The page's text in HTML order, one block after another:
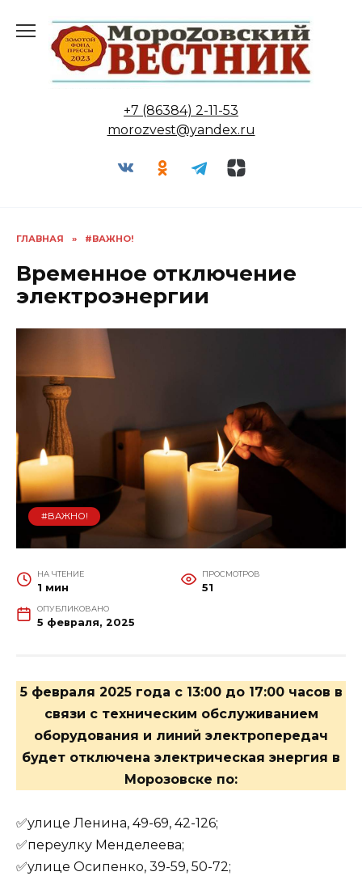
содержанию
+7 (86384) 2-11-53
morozvest@yandex.ru
ГЛАВНАЯ » #ВАЖНО!
Временное отключение
электроэнергии
#ВАЖНО!
НА ЧТЕНИЕ
1 мин
ПРОСМОТРОВ
51
ОПУБЛИКОВАНО
5 февраля, 2025
5 февраля 2025 года с 13:00 до 17:00 часов в
связи с техническим обслуживанием
оборудования и линий электропередач
будет отключена электрическая энергия в
Морозовске по:
✅улице Ленина, 49-69, 42-126;
✅переулку Менделеева;
✅улице Осипенко, 39-59, 50-72;